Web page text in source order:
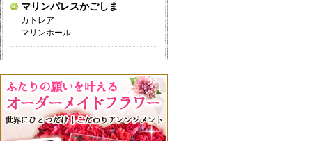
マリンパレスかごしま
カトレア
マリンホール